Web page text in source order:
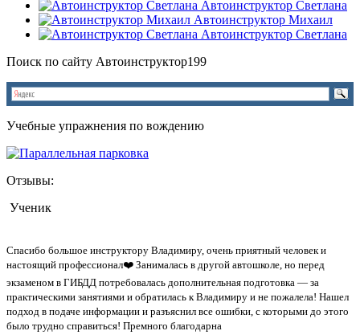
Автоинструктор Светлана
Автоинструктор Михаил
Автоинструктор Светлана
Поиск по сайту Автоинструктор199
Учебные упражнения по вождению
Отзывы:
Ученик
Спасибо большое инструктору Владимиру, очень приятный человек и
настоящий профессионал❤️ Занималась в другой автошколе, но перед
экзаменом в ГИБДД потребовалась дополнительная подготовка — за
практическими занятиями и обратилась к Владимиру и не пожалела! Нашел
подход в подаче информации и разъяснил все ошибки, с которыми до этого
было трудно справиться! Премного благодарна